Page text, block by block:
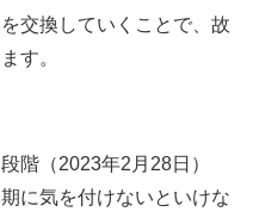
交換していくことで、故
す。
階（2023年2月28日）
に気を付けないといけな